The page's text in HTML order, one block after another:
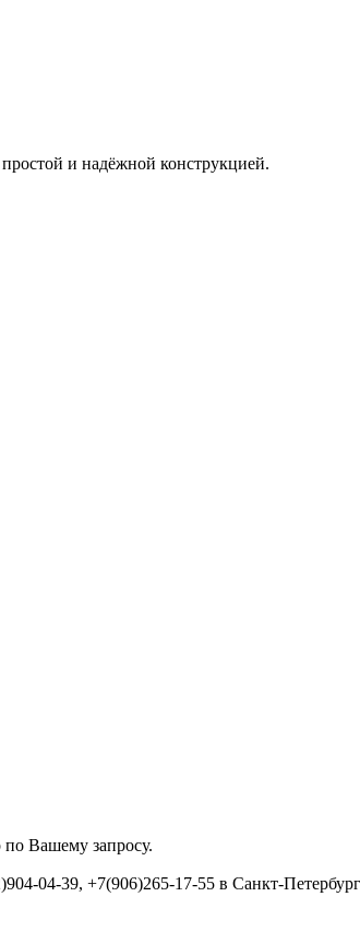
и надёжной конструкцией.
Вашему запросу.
04-39, +7(906)265-17-55 в Санкт-